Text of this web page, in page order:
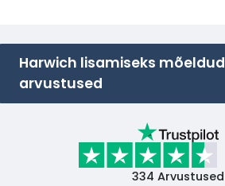
Harwich lisamiseks mõeldud
arvustused
334 Arvustused